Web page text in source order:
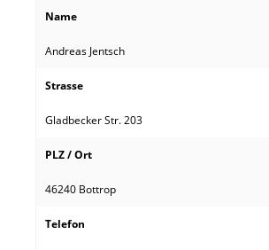
Name
Andreas Jentsch
Strasse
Gladbecker Str. 203
PLZ / Ort
46240 Bottrop
Telefon